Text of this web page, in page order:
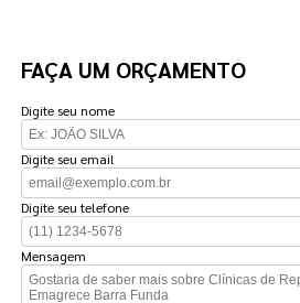
FAÇA UM ORÇAMENTO
Digite seu nome
Digite seu email
Digite seu telefone
Mensagem